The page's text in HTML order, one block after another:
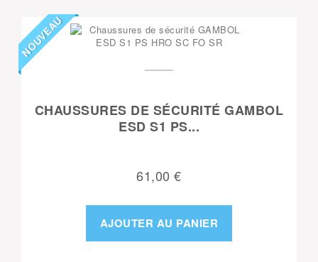
NOUVEAU
CHAUSSURES DE SÉCURITÉ GAMBOL
ESD S1 PS...
61,00 €
AJOUTER AU PANIER